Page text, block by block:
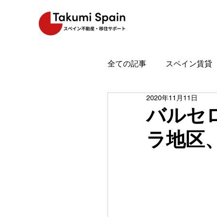
全ての記事 スペイン賃貸
スペイン魅力 スペ
バルセ
ラ地区
2020年11月11日